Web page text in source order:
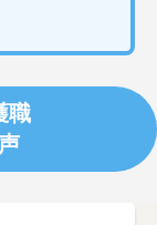
職